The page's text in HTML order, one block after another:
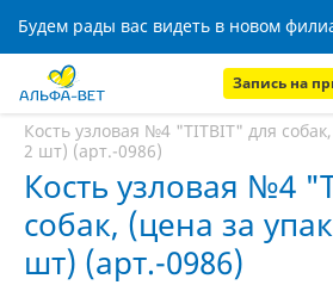
Запись на
Главная
Кость узловая №4 "TITBIT" для
2 шт) (арт.-0986)
Кость узловая №4
собак, (цена за
шт) (арт.-0986)